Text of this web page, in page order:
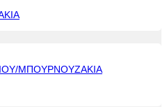
ΜΠΟΥΡΝΟΥΖΑΚΙΑ